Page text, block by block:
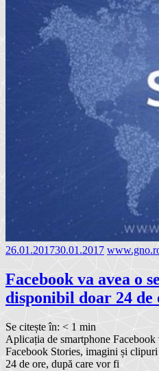
26.01.201730.01.2017
Facebook va avea o
disponibil doar 24 de
Se citește în: < 1 min
Aplicația de smartphone
Facebook Stories, imagini și
24 de ore, după care vor fi